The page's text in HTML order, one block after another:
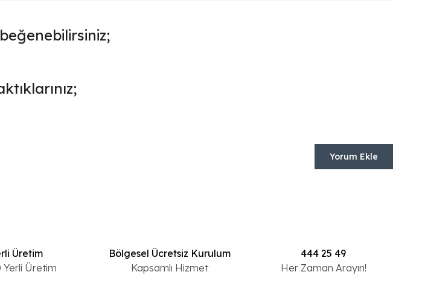
Yorum Ekle
Üretim
Yerli Üretim
Bölgesel Ücretsiz Kurulum
Kapsamlı Hizmet
444 25 49
Her Zaman Arayın!